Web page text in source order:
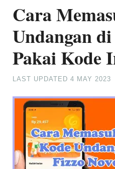
Cara
Undangan
Pakai Kode
LAST UPDATED4 MAY 2023